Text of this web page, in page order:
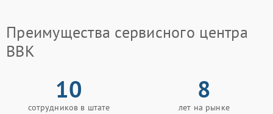
Преимущества сервисного центра
BBK
10
сотрудников в штате
8
лет на рынке